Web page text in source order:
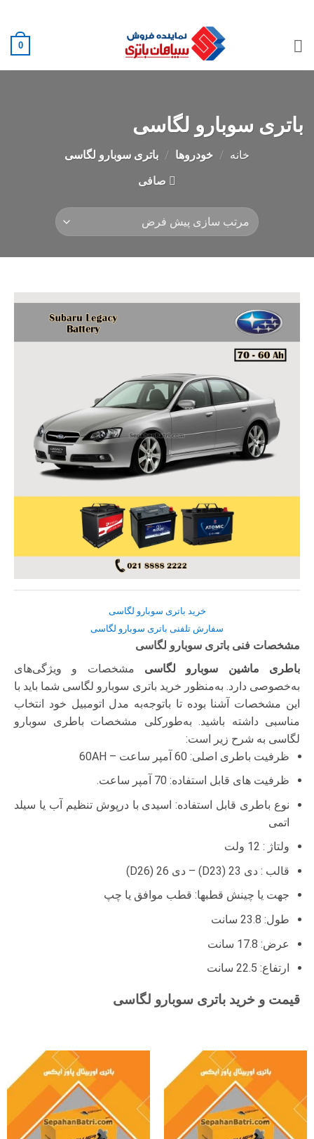
content
0
باتری سوبارو لگاسی
خانه / خودروها / باتری سوبارو لگاسی
صافی
خرید باتری سوبارو لگاسی
سفارش تلفنی باتری سوبارو لگاسی
مشخصات فنی باتری سوبارو لگاسی
باطری ماشین سوبارو لگاسی مشخصات و ویژگی‌های
به‌خصوصی دارد. به‌منظور خرید باتری سوبارو لگاسی شما باید با
این مشخصات آشنا بوده تا با‌توجه‌به مدل اتومبیل خود انتخاب
مناسبی داشته باشید. به‌طورکلی مشخصات باطری سوبارو
لگاسی به شرح زیر است:
ظرفیت باطری اصلی: 60 آمپر ساعت – 60AH
ظرفیت های قابل استفاده: 70 آمپر ساعت.
نوع باطری قابل استفاده: اسیدی با درپوش تنظیم آب یا سیلد
اتمی
ولتاژ : 12 ولت
قالب : دی 23 (D23) – دی 26 (D26)
جهت یا چینش قطبها: قطب موافق یا چپ
طول: 23.8 سانت
عرض: 17.8 سانت
ارتفاع: 22.5 سانت
قیمت و خرید باتری سوبارو لگاسی